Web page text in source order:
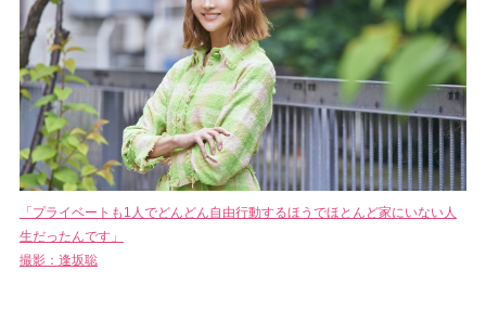
「プライベートも1人でどんどん自由行動するほうでほとんど家にいない人
生だったんです」
撮影：逢坂聡